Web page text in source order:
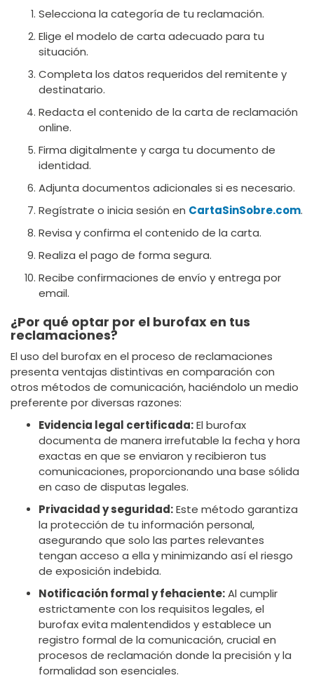
Selecciona la categoría de tu reclamación.
Elige el modelo de carta adecuado para tu
situación.
Completa los datos requeridos del remitente y
destinatario.
Redacta el contenido de la carta de reclamación
online.
Firma digitalmente y carga tu documento de
identidad.
Adjunta documentos adicionales si es necesario.
Regístrate o inicia sesión en CartaSinSobre.com.
Revisa y confirma el contenido de la carta.
Realiza el pago de forma segura.
Recibe confirmaciones de envío y entrega por
email.
¿Por qué optar por el burofax en tus
reclamaciones?
El uso del burofax en el proceso de reclamaciones
presenta ventajas distintivas en comparación con
otros métodos de comunicación, haciéndolo un medio
preferente por diversas razones:
Evidencia legal certificada:El burofax
documenta de manera irrefutable la fecha y hora
exactas en que se enviaron y recibieron tus
comunicaciones, proporcionando una base sólida
en caso de disputas legales.
Privacidad y seguridad:Este método garantiza
la protección de tu información personal,
asegurando que solo las partes relevantes
tengan acceso a ella y minimizando así el riesgo
de exposición indebida.
Notificación formal y fehaciente:Al cumplir
estrictamente con los requisitos legales, el
burofax evita malentendidos y establece un
registro formal de la comunicación, crucial en
procesos de reclamación donde la precisión y la
formalidad son esenciales.